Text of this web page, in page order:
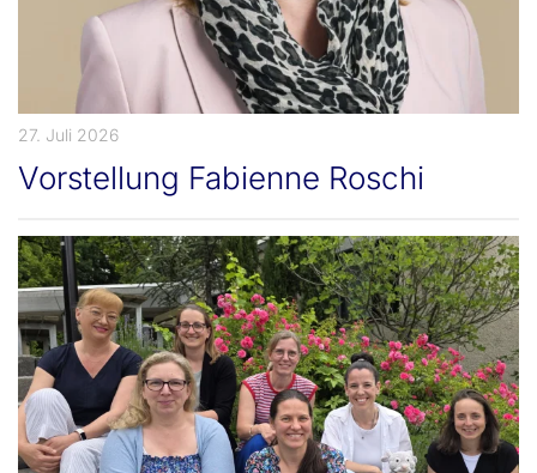
27. Juli 2026
Vorstellung Fabienne Roschi